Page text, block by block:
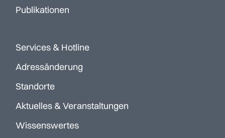
Publikationen
Services & Hotline
Adressänderung
Standorte
Aktuelles & Veranstaltungen
Wissenswertes